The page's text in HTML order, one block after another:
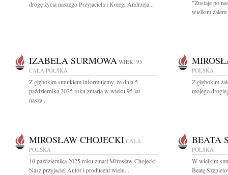
drogę życia naszego Przyjaciela i Kolegi Andrzeja...
"Zostaje po
wielkim żalem
IZABELA SURMOWA WIEK: 95
CAŁA POLSKA
Z głębokim smutkiem informujemy, że dnia 5
października 2025 roku zmarła w wieku 95 lat
nasza...
POLSKA
Z głębokim
mojego
MIROSŁAW CHOJECKI CAŁA
POLSKA
10 października 2025 roku zmarł Mirosław Chojecki
Nasz przyjaciel Autor i producent wielu...
BEATA
POLSKA
W wielkim
Beatę